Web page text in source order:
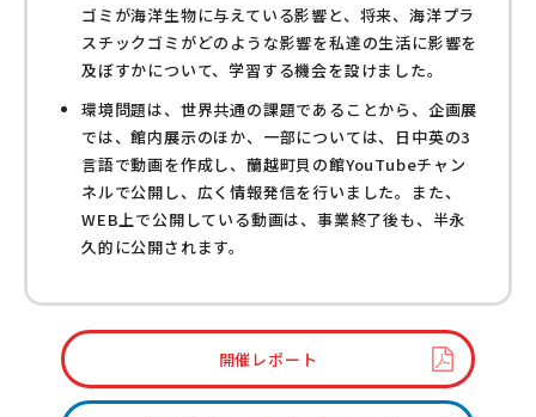
ゴミが海洋生物に与えている影響と、将来、海洋プラ
スチックゴミがどのような影響を私達の生活に影響を
及ぼすかについて、学習する機会を設けました。
環境問題は、世界共通の課題であることから、企画展
では、館内展示のほか、一部については、日中英の3
言語で動画を作成し、蘭越町貝の館YouTubeチャン
ネルで公開し、広く情報発信を行いました。また、
WEB上で公開している動画は、事業終了後も、半永
久的に公開されます。
開催レポート